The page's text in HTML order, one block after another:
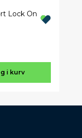
Lock On
i kurv